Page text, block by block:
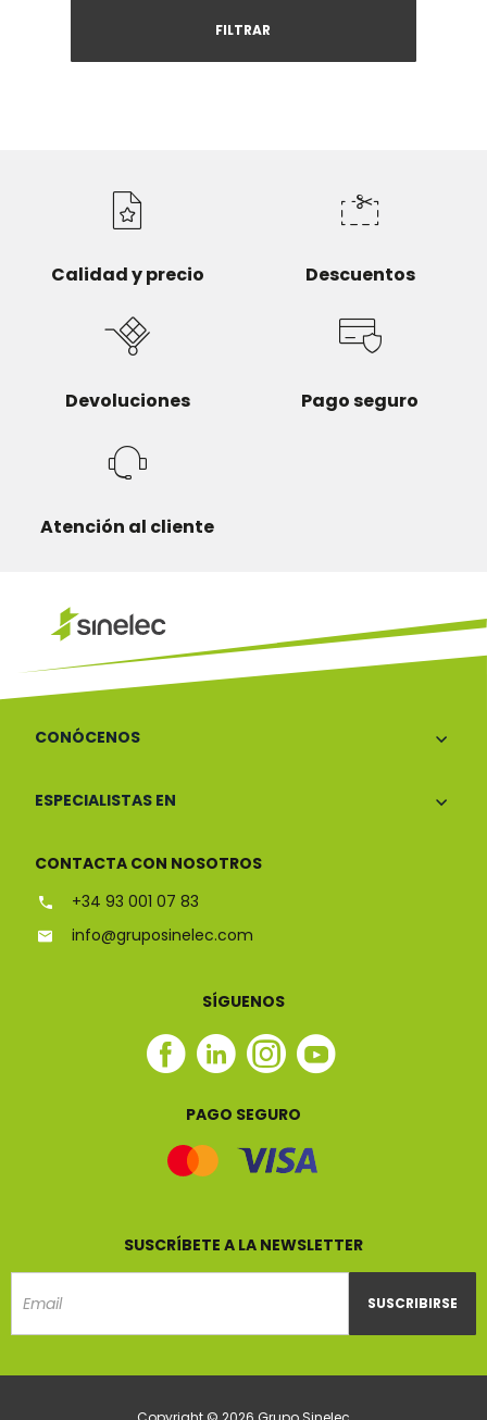
FILTRAR
Calidad y precio Descuentos
Devoluciones Pago seguro
Atención al cliente
CONÓCENOS
ESPECIALISTAS EN
CONTACTA CON NOSOTROS
+34 93 001 07 83
info@gruposinelec.com
SÍGUENOS
Facebook
Linkedin
Instagram
Youtube
PAGO SEGURO
SUSCRÍBETE A LA NEWSLETTER
SUSCRIBIRSE